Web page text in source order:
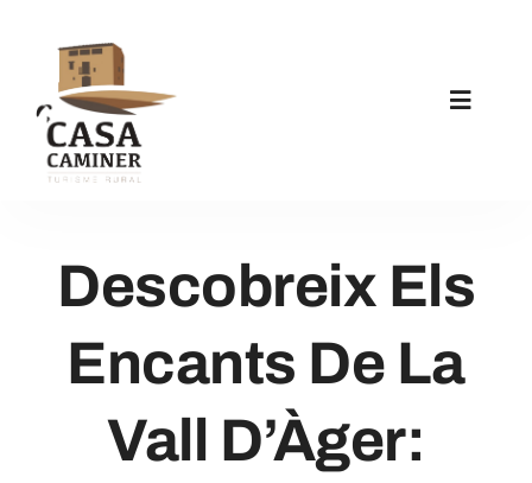
content
Toggle
La Casa
Apartaments
Activitats
Descobreix Els
Encants De La
Vall D’Àger: